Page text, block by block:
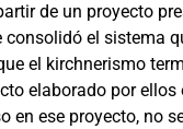
de un proyecto
consolidó el sistema
el kirchnerismo
elaborado por
en ese proyecto, no